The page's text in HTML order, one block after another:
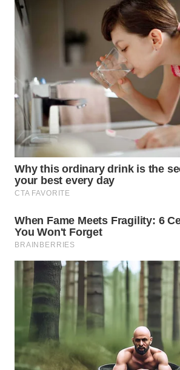
Wahana
WAHANA
NEWS
WAHANA
TANI
WAHANA
ADVOKAT
INFRASTRUKTUR
KONSUMEN
WAHANA
LISTRIK
WAHANA
TRAVEL